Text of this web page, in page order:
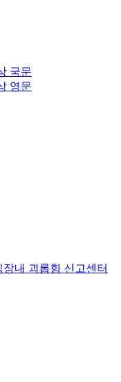
국문
영문
장내 괴롭힘 신고센터